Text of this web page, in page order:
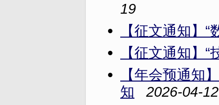
19
【征文通知】
【征文通知】
【年会预通知
知
2026-04-12